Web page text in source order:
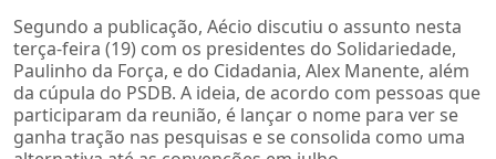
Segundo a publicação, Aécio discutiu o assunto nesta
terça-feira (19) com os presidentes do Solidariedade,
Paulinho da Força, e do Cidadania, Alex Manente, além
da cúpula do PSDB. A ideia, de acordo com pessoas que
participaram da reunião, é lançar o nome para ver se
ganha tração nas pesquisas e se consolida como uma